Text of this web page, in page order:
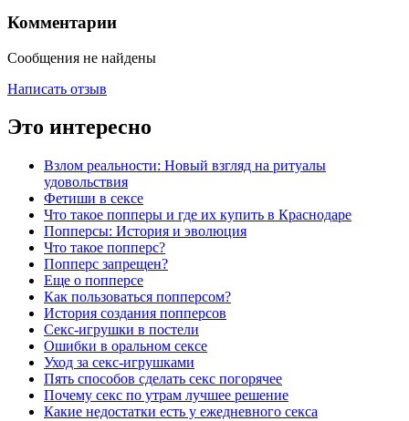
Комментарии
Сообщения не найдены
Написать отзыв
Это интересно
Взлом реальности: Новый взгляд на ритуалы
удовольствия
Фетиши в сексе
Что такое попперы и где их купить в Краснодаре
Попперсы: История и эволюция
Что такое попперс?
Попперс запрещен?
Еще о попперсе
Как пользоваться попперсом?
История создания попперсов
Секс-игрушки в постели
Ошибки в оральном сексе
Уход за секс-игрушками
Пять способов сделать секс погорячее
Почему секс по утрам лучшее решение
Какие недостатки есть у ежедневного секса